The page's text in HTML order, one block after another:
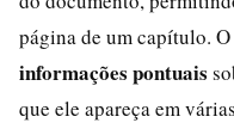
página de um capítulo.
informações pontuais
que ele apareça em